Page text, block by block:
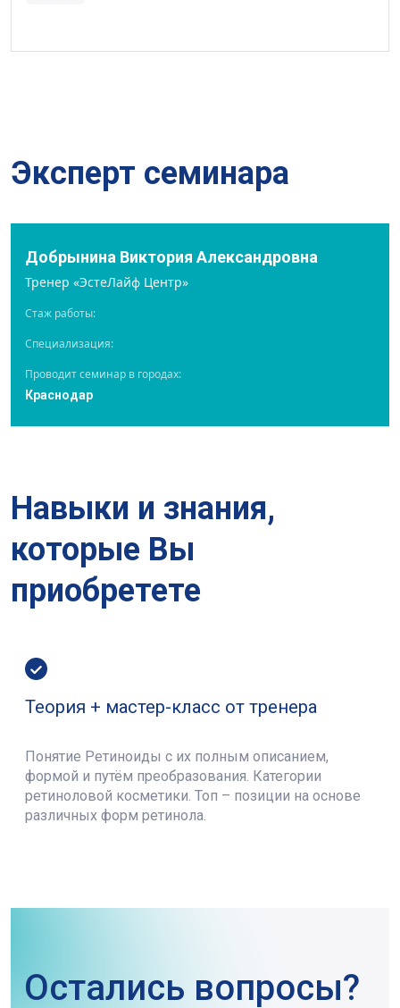
Эксперт семинара
Добрынина Виктория Александровна
Тренер «ЭстеЛайф Центр»
Стаж работы:
Специализация:
Проводит семинар в городах:
Краснодар
Навыки и знания,
которые Вы
приобретете
Теория + мастер-класс от тренера
Понятие Ретиноиды с их полным описанием,
формой и путём преобразования. Категории
ретиноловой косметики. Топ – позиции на основе
различных форм ретинола.
Остались вопросы?